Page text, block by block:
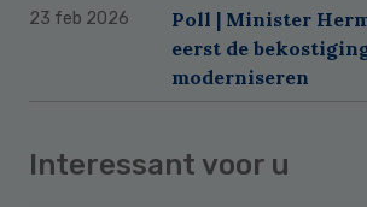
23 feb 2026
Poll | Minister
eerst de
moderniseren
Interessant voor u